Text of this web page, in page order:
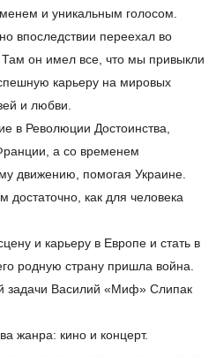
и уникальным голосом.
впоследствии переехал во
он имел все, что мы привыкли
карьеру на мировых
и любви.
в Революции Достоинства,
а со временем
движению, помогая Украине.
достаточно, как для человека
и карьеру в Европе и стать в
родную страну пришла война.
задачи Василий «Миф» Слипак
жанра: кино и концерт.